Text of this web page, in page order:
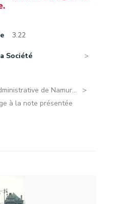
3.22
Société
de Namur...
à la note présentée